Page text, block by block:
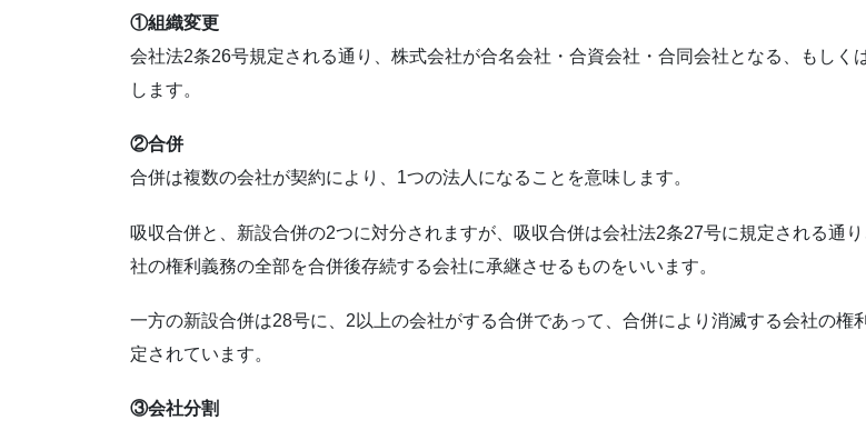
①組織変更
会社法2条26号規定される通り、株式会社が合名会社・合資会社・合同会社となる、もし
します。
②合併
合併は複数の会社が契約により、1つの法人になることを意味します。
吸収合併と、新設合併の2つに対分されますが、吸収合併は会社法2条27号に規定される通
社の権利義務の全部を合併後存続する会社に承継させるものをいいます。
一方の新設合併は28号に、2以上の会社がする合併であって、合併により消滅する会社の
定されています。
③会社分割